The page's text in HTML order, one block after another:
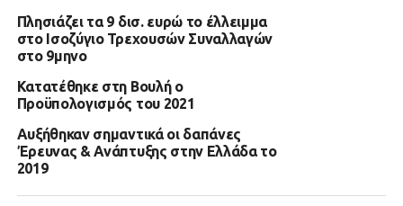
Πλησιάζει τα 9 δισ. ευρώ το έλλειμμα
στο Ισοζύγιο Τρεχουσών Συναλλαγών
στο 9μηνο
Κατατέθηκε στη Βουλή ο
Προϋπολογισμός του 2021
Αυξήθηκαν σημαντικά οι δαπάνες
Έρευνας & Ανάπτυξης στην Ελλάδα το
2019